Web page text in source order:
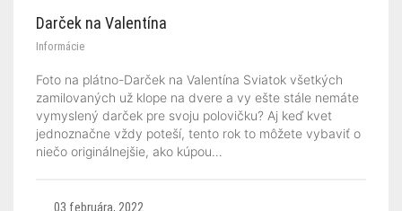
Darček na Valentína
Informácie
Foto na plátno-Darček na Valentína Sviatok všetkých
zamilovaných už klope na dvere a vy ešte stále nemáte
vymyslený darček pre svoju polovičku? Aj keď kvet
jednoznačne vždy poteší, tento rok to môžete vybaviť o
niečo originálnejšie, ako kúpou…
03 februára, 2022